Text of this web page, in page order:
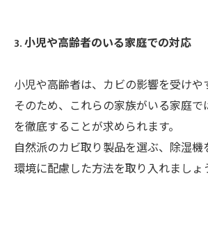
3. 小児や高齢者のいる家庭での対応
小児や高齢者は、カビの影響を受けや
そのため、これらの家族がいる家庭
を徹底することが求められます。
自然派のカビ取り製品を選ぶ、除湿機
環境に配慮した方法を取り入れましょ